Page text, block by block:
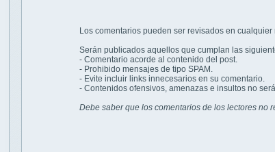
Los comentarios pueden ser revisados en
Serán publicados aquellos que cumplan las
- Comentario acorde al contenido del post.
- Prohibido mensajes de tipo SPAM.
- Evite incluir links innecesarios en su comentario.
- Contenidos ofensivos, amenazas e insultos no
Debe saber que los comentarios de los lectores no